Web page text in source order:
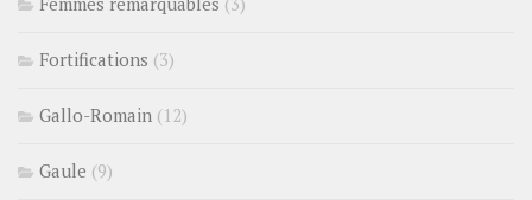
Fortifications (3)
Gallo-Romain (12)
Gaule (9)